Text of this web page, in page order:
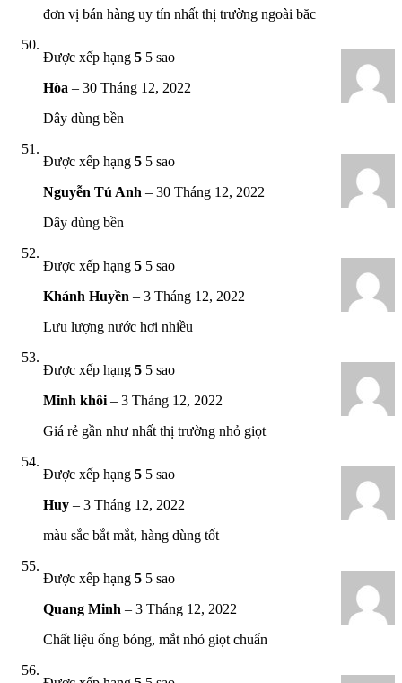
đơn vị bán hàng uy tín nhất thị trường ngoài băc
Được xếp hạng 5 5 sao
Hòa – 30 Tháng 12, 2022
Dây dùng bền
Được xếp hạng 5 5 sao
Nguyễn Tú Anh – 30 Tháng 12, 2022
Dây dùng bền
Được xếp hạng 5 5 sao
Khánh Huyền – 3 Tháng 12, 2022
Lưu lượng nước hơi nhiều
Được xếp hạng 5 5 sao
Minh khôi – 3 Tháng 12, 2022
Giá rẻ gần như nhất thị trường nhỏ giọt
Được xếp hạng 5 5 sao
Huy – 3 Tháng 12, 2022
màu sắc bắt mắt, hàng dùng tốt
Được xếp hạng 5 5 sao
Quang Minh – 3 Tháng 12, 2022
Chất liệu ống bóng, mắt nhỏ giọt chuẩn